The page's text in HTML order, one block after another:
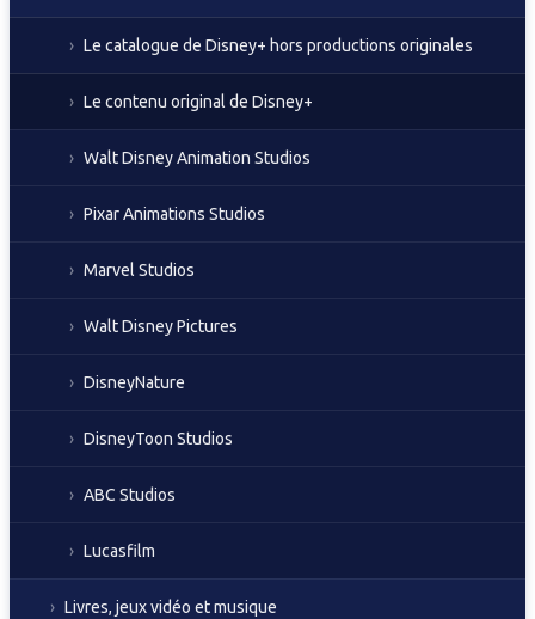
Le catalogue de Disney+ hors productions originales
Le contenu original de Disney+
Walt Disney Animation Studios
Pixar Animations Studios
Marvel Studios
Walt Disney Pictures
DisneyNature
DisneyToon Studios
ABC Studios
Lucasfilm
Livres, jeux vidéo et musique